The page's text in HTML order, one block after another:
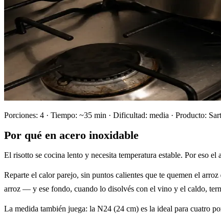
Porciones: 4 · Tiempo: ~35 min · Dificultad: media · Producto:
Por qué en acero inoxidable
El risotto se cocina lento y necesita temperatura estable. Por eso
Reparte el calor parejo, sin puntos calientes que te quemen el
arroz — y ese fondo, cuando lo disolvés con el vino y el caldo,
La medida también juega: la N24 (24 cm) es la ideal para cuatro